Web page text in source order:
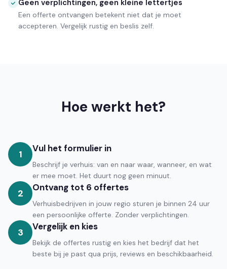
Geen verplichtingen, geen kleine lettertjes
Een offerte ontvangen betekent niet dat je moet
accepteren. Vergelijk rustig en beslis zelf.
Hoe werkt het?
1 Vul het formulier in
Beschrijf je verhuis: van en naar waar, wanneer, en wat
er mee moet. Het duurt nog geen minuut.
2 Ontvang tot 6 offertes
Verhuisbedrijven in jouw regio sturen je binnen 24 uur
een persoonlijke offerte. Zonder verplichtingen.
3 Vergelijk en kies
Bekijk de offertes rustig en kies het bedrijf dat het
beste bij je past qua prijs, reviews en beschikbaarheid.